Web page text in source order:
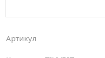
Артикул